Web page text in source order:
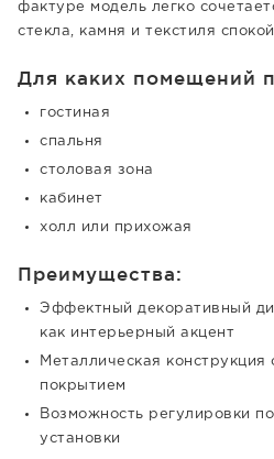
фактуре модель легко
стекла, камня и текстиля
Для каких помещений
гостиная
спальня
столовая зона
кабинет
холл или прихожая
Преимущества:
Эффектный декоративный
как интерьерный акцент
Металлическая
покрытием
Возможность регулировки
установки